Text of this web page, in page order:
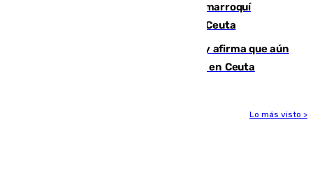
Expulsado de España un ciudadano marroquí
condenado por allanar una vivienda en Ceuta
Vivas niega la versión del Gobierno y afirma que aún
quedan entre 8.000 y 11.000 migrantes en Ceuta
Lo más visto >